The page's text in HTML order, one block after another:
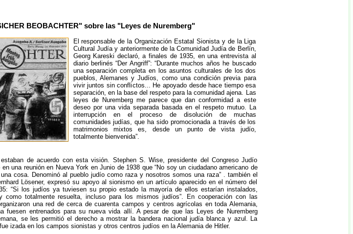
BEOBACHTER" sobre las "Leyes de Nuremberg"
El responsable de la Organización Estatal Sionista y de la Liga
Cultural Judía y anteriormente de la Comunidad Judía de Berlín,
Georg Kareski declaró, a finales de 1935, en una entrevista al
diario berlinés “Der Angriff”: “Durante muchos años he buscado
una separación completa en los asuntos culturales de los dos
pueblos, Alemanes y Judíos, como una condición previa para
vivir juntos sin conflictos... He apoyado desde hace tiempo esa
separación, en la base del respeto para la comunidad ajena. Las
leyes de Nuremberg me parece que dan conformidad a este
deseo por una vida separada basada en el respeto mutuo. La
interrupción en el proceso de disolución de muchas
comunidades judías, que ha sido promocionada a través de los
matrimonios mixtos es, desde un punto de vista judío,
totalmente bienvenida”.
de acuerdo con esta visión. Stephen S. Wise, presidente del Congreso Judío
una reunión en Nueva York en Junio de 1938 que “No soy un ciudadano americano de
cosa. Denominó al pueblo judío como raza y nosotros somos una raza” . también el
Lösener, expresó su apoyo al sionismo en un artículo aparecido en el número del
“Si los judíos ya tuviesen su propio estado la mayoría de ellos estarían instalados,
como totalmente resuelta, incluso para los mismos judíos”. En cooperación con las
una red de cerca de cuarenta campos y centros agrícolas en toda Alemania,
fuesen entrenados para su nueva vida allí. A pesar de que las Leyes de Nuremberg
se les permitió el derecho a mostrar la bandera nacional judía blanca y azul. La
izada en los campos sionistas y otros centros judíos en la Alemania de Hitler.